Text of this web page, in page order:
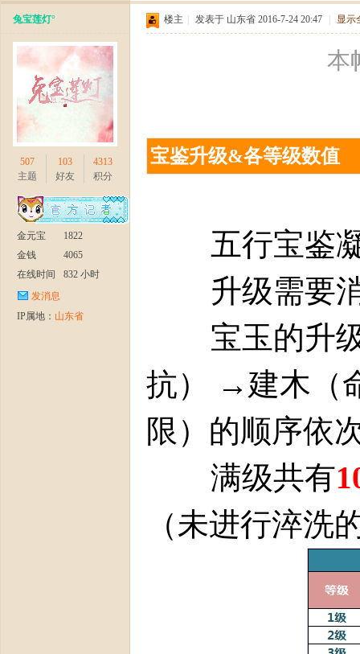
二
兔宝莲灯°
507
主题
103
好友
4313
积分
金元宝
1822
金钱
4065
在线时间
832 小时
发消息
IP属地： 山东省
楼主 发表于 山东省 2016-7-24 20:47 显示
本
宝鉴升级&各等级数值
五行宝鉴凝
升级需要消
宝玉的升
抗） →建木（
限）的顺序依
满级共有
（未进行淬洗